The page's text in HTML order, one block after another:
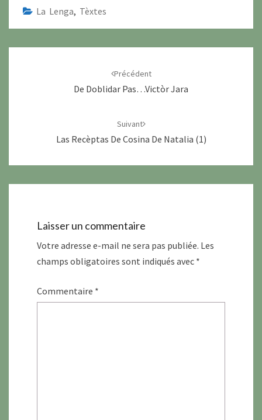
La Lenga, Tèxtes
Précédent
De Doblidar Pas…Victòr Jara
Suivant
Las Recèptas De Cosina De Natalia (1)
Laisser un commentaire
Votre adresse e-mail ne sera pas publiée. Les
champs obligatoires sont indiqués avec *
Commentaire *